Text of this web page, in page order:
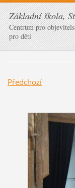
Základní škola,
Centrum pro
pro děti
Předchozí